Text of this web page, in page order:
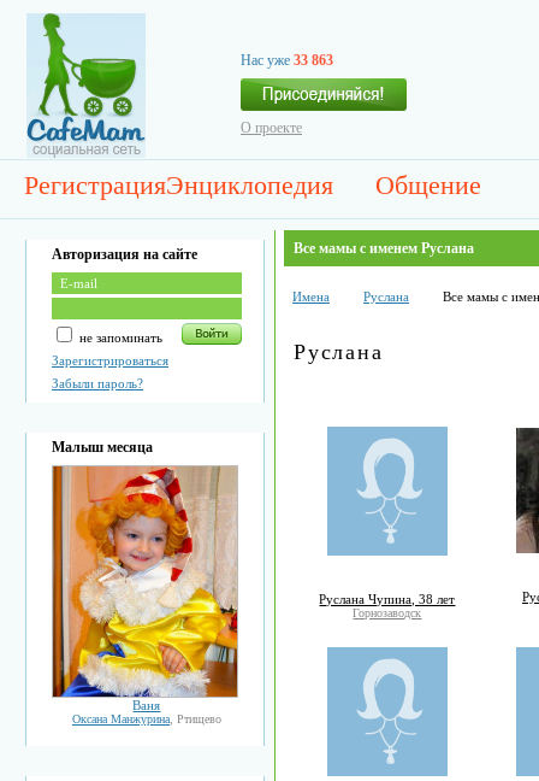
Нас уже 33 863
О проекте
РегистрацияЭнциклопедия Общение
Авторизация на сайте
не запоминать
Зарегистрироваться
Забыли пароль?
Малыш месяца
Ваня
Оксана Манжурина, Ртищево
Все мамы с именем Руслана
Имена Руслана Все мамы с
Руслана
Руслана Чупина, 38 лет
Горнозаводск